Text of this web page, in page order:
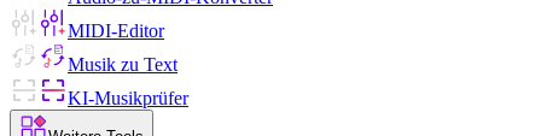
MIDI-Editor
Musik zu Text
KI-Musikprüfer